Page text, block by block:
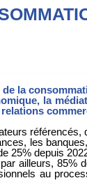
la
la
les
depuis
ailleurs,
au